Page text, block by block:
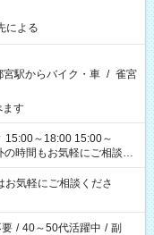
による
宮駅からバイク・車 / 雀宮
す
気軽にご相談くださ
要 / 40～50代活躍中 / 副